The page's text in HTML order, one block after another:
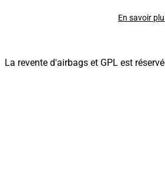
En savoir
La revente d'airbags et GPL est